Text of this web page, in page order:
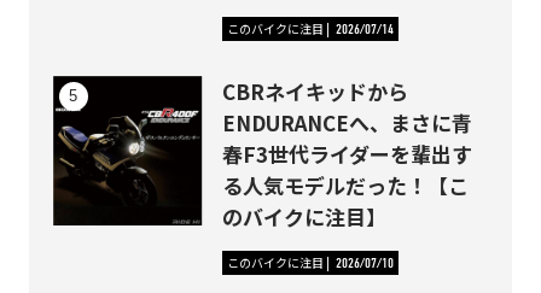
このバイクに注目 2026/07/14
CBRネイキッドから
ENDURANCEへ、まさに青
春F3世代ライダーを輩出す
る人気モデルだった！【こ
のバイクに注目】
このバイクに注目 2026/07/10